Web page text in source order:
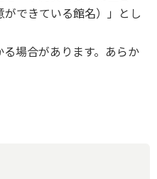
できている館名）」とし
場合があります。あらか